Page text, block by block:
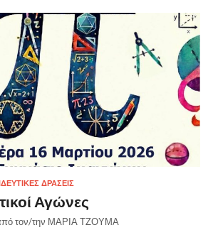
ΔΡΆΣΕΙΣ
Αγώνες
τον/την ΜΑΡΙΑ ΤΖΟΥΜΑ